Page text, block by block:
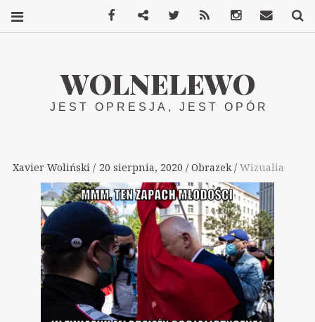
WOLNELEWO
JEST OPRESJA, JEST OPÓR
Xavier Woliński 20 sierpnia, 2020 Obrazek Wizualia
FacebookMastodonTwitter InstagramKontakt